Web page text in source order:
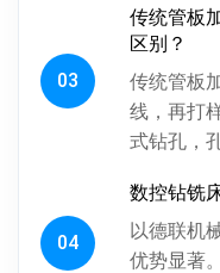
影响换热
03
传统管板
区别？
传统管板
线，再打
式钻孔，
摇臂定位
04
数控钻铣
以德联机
优势显著